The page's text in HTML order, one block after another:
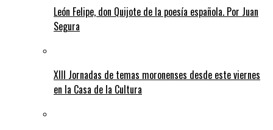
León Felipe, don Quijote de la poesía española. Por Juan
Segura
XIII Jornadas de temas moronenses desde este viernes
en la Casa de la Cultura